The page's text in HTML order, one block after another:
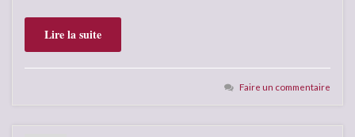
Lire la suite
Faire un commentaire